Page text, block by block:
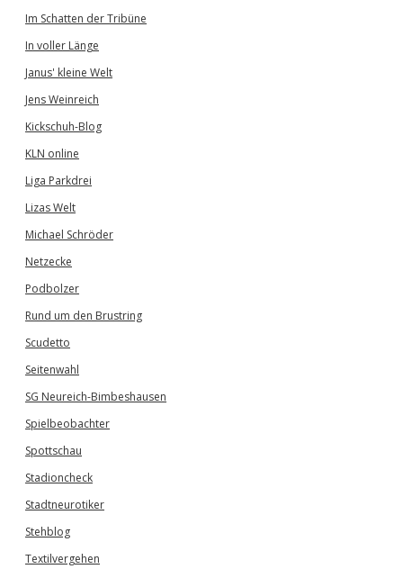
Im Schatten der Tribüne
In voller Länge
Janus' kleine Welt
Jens Weinreich
Kickschuh-Blog
KLN online
Liga Parkdrei
Lizas Welt
Michael Schröder
Netzecke
Podbolzer
Rund um den Brustring
Scudetto
Seitenwahl
SG Neureich-Bimbeshausen
Spielbeobachter
Spottschau
Stadioncheck
Stadtneurotiker
Stehblog
Textilvergehen